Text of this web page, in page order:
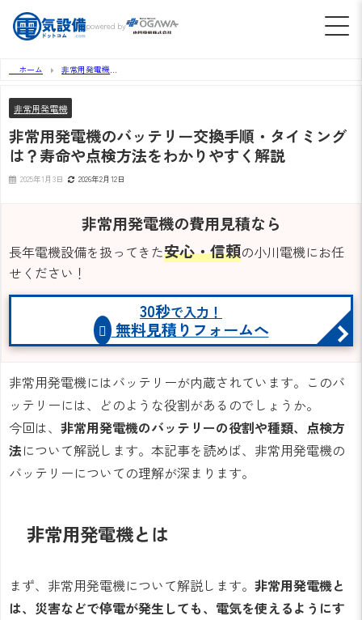
powered by
ホーム
非常用発電機
非常用発電機
非常用発電機のバッテリー交換手順・タイミング
は？寿命や点検方法をわかりやすく解説
2025年1月3日 2026年2月12日
非常用発電機の費用見積なら
長年電機設備を扱ってきた安心・信頼の小川電機にお任
せください！
30秒で入力！
無料見積りフォームへ
非常用発電機にはバッテリーが内蔵されています。このバ
ッテリーには、どのような役割があるのでしょうか。
今回は、 非常用発電機のバッテリーの役割や種類、点検方
法について解説します。本記事を読めば、非常用発電機の
バッテリーについての理解が深まります。
非常用発電機とは
まず、非常用発電機について解説します。 非常用発電機と
は、災害などで停電が発生しても、電気を使えるようにす